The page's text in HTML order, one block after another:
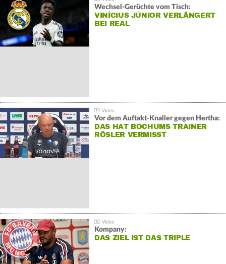
Wechsel-Gerüchte vom Tisch:
VINÍCIUS JÚNIOR VERLÄNGERT
BEI REAL
Vor dem Auftakt-Knaller gegen Hertha:
DAS HAT BOCHUMS TRAINER
RÖSLER VERMISST
Kompany:
DAS ZIEL IST DAS TRIPLE